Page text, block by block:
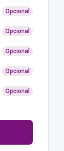
Opcional
Opcional
Opcional
Opcional
Opcional